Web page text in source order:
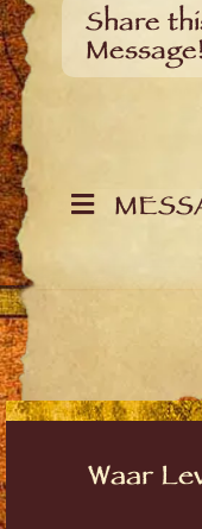
Share
Message!
Waar